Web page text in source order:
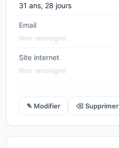
31 ans, 28 jours
Email
Non renseigné
Site internet
Non renseigné
✎ Modifier ⌫ Supprimer